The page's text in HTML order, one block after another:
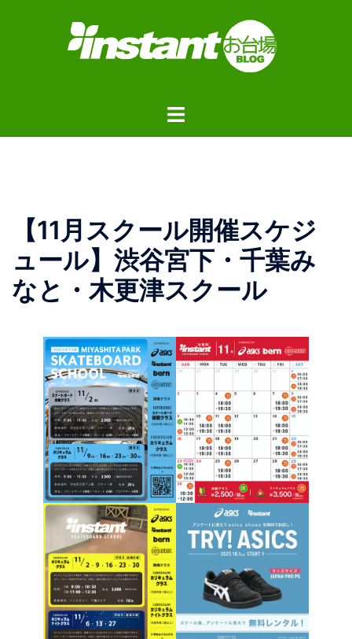
ト
ー
【11月スクール開催スケジ
ュール】渋谷宮下・千葉み
なと・木更津スクール